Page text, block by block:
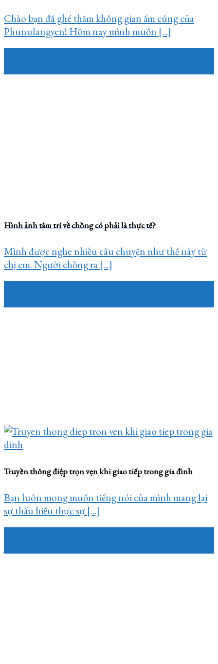
Chào bạn đã ghé thăm không gian ấm cúng của
Phunulangyen! Hôm nay mình muốn [...]
Hình ảnh tâm trí về chồng có phải là thực tế?
Mình được nghe nhiều câu chuyện như thế này từ
chị em. Người chồng ra [...]
Truyền thông điệp trọn vẹn khi giao tiếp trong gia đình
Bạn luôn mong muốn tiếng nói của mình mang lại
sự thấu hiểu thực sự [...]